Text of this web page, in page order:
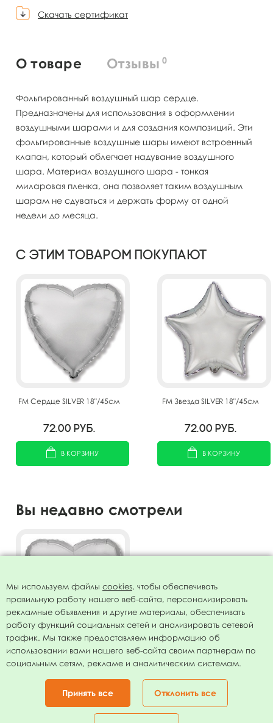
Скачать сертификат
О товаре Отзывы 0
Фольгированный воздушный шар сердце.
Предназначены для использования в оформлении
воздушными шарами и для создания композиций. Эти
фольгированные воздушные шары имеют встроенный
клапан, который облегчает надувание воздушного
шара. Материал воздушного шара - тонкая
миларовая пленка, она позволяет таким воздушным
шарам не сдуваться и держать форму от одной
недели до месяца.
С этим товаром покупают
FM Сердце SILVER 18"/45см
72.00 руб.
В КОРЗИНУ
FM Звезда SILVER 18"/45см
72.00 руб.
В КОРЗИНУ
Вы недавно смотрели
Сердце SILVER 18"/45 см
фольгированный шар
72.00руб.
Мы используем файлы cookies, чтобы обеспечивать
правильную работу нашего веб-сайта, персонализировать
рекламные объявления и другие материалы, обеспечивать
работу функций социальных сетей и анализировать сетевой
трафик. Мы также предоставляем информацию об
использовании вами нашего веб-сайта своим партнерам по
социальным сетям, рекламе и аналитическим системам.
Принять все Отклонить все